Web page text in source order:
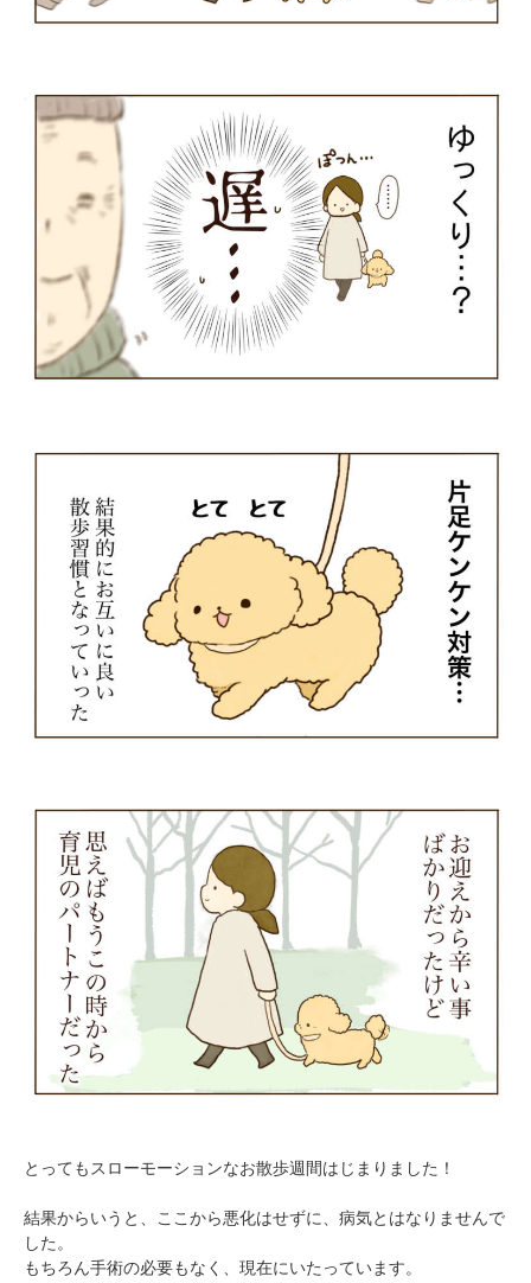
とってもスローモーションなお散歩週間はじまりました！
結果からいうと、ここから悪化はせずに、病気とはなりませんで
した。
もちろん手術の必要もなく、現在にいたっています。